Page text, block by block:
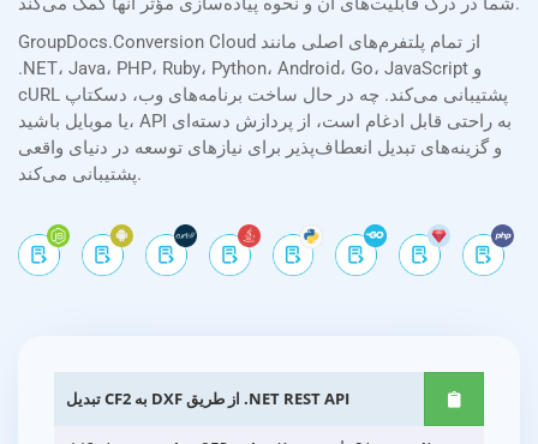
GroupDocs.Conversion Cloud از تمام پلتفرم‌های اصلی مانند
.NET، Java، PHP، Ruby، Python، Android، Go، JavaScript و
cURL پشتیبانی می‌کند. چه در حال ساخت برنامه‌های وب، دسکتاپ
یا موبایل باشید، API به راحتی قابل ادغام است، از پردازش دسته‌ای
و گزینه‌های تبدیل انعطاف‌پذیر برای نیازهای توسعه در دنیای واقعی
پشتیبانی می‌کند.
تبدیل CF2 به DXF از طریق .NET REST API